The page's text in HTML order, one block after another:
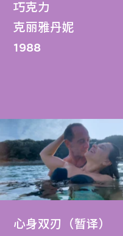
巧克力
克丽雅丹妮
1988
心身双刃（暂译）